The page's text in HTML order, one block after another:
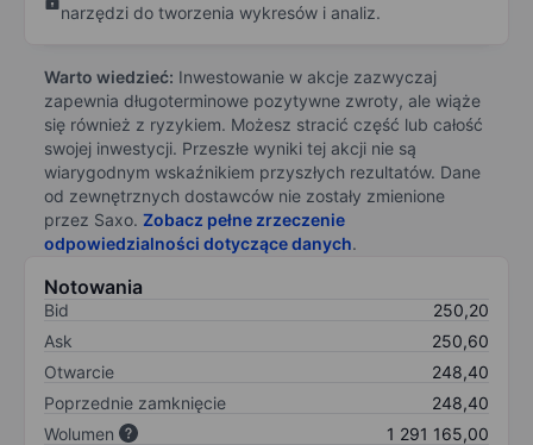
narzędzi do tworzenia wykresów i analiz.
Warto wiedzieć: Inwestowanie w akcje zazwyczaj
zapewnia długoterminowe pozytywne zwroty, ale wiąże
się również z ryzykiem. Możesz stracić część lub całość
swojej inwestycji. Przeszłe wyniki tej akcji nie są
wiarygodnym wskaźnikiem przyszłych rezultatów. Dane
od zewnętrznych dostawców nie zostały zmienione
przez Saxo. Zobacz pełne zrzeczenie
odpowiedzialności dotyczące danych.
Notowania
Bid
250,20
Ask
250,60
Otwarcie
248,40
Poprzednie zamknięcie
248,40
Wolumen
1 291 165,00